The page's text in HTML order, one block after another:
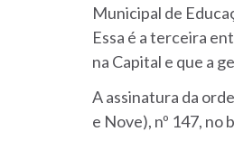
Municipal de
Essa é a terceira
na Capital e que a
A assinatura da
e Nove), nº 147, no